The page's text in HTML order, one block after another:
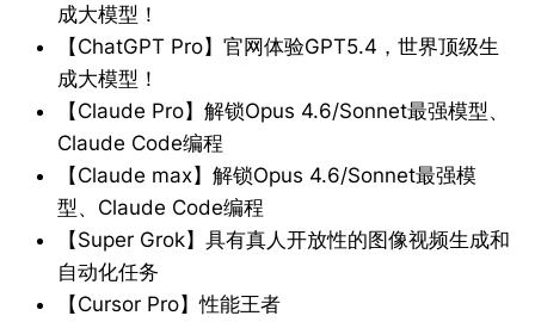
成大模型！
【ChatGPT Pro】官网体验GPT5.4，世界顶级生
成大模型！
【Claude Pro】解锁Opus 4.6/Sonnet最强模型、
Claude Code编程
【Claude max】解锁Opus 4.6/Sonnet最强模
型、Claude Code编程
【Super Grok】具有真人开放性的图像视频生成和
自动化任务
【Cursor Pro】性能王者